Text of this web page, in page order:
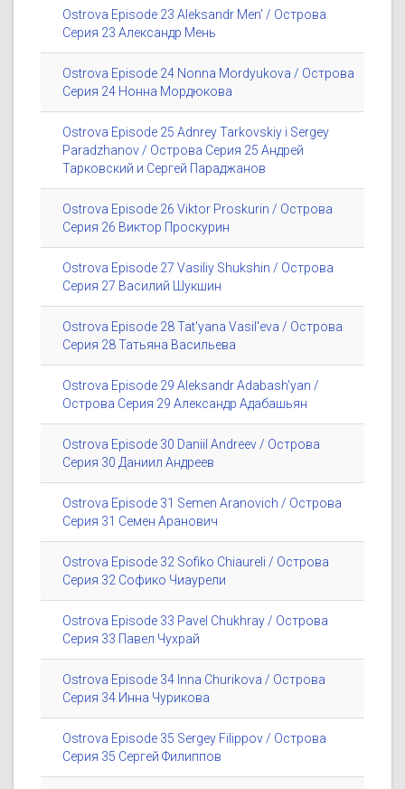
Ostrova Episode 23 Aleksandr Men' / Острова
Серия 23 Александр Мень
Ostrova Episode 24 Nonna Mordyukova / Острова
Серия 24 Нонна Мордюкова
Ostrova Episode 25 Adnrey Tarkovskiy i Sergey
Paradzhanov / Острова Серия 25 Андрей
Тарковский и Сергей Параджанов
Ostrova Episode 26 Viktor Proskurin / Острова
Серия 26 Виктор Проскурин
Ostrova Episode 27 Vasiliy Shukshin / Острова
Серия 27 Василий Шукшин
Ostrova Episode 28 Tat'yana Vasil'eva / Острова
Серия 28 Татьяна Васильева
Ostrova Episode 29 Aleksandr Adabash'yan /
Острова Серия 29 Александр Адабашьян
Ostrova Episode 30 Daniil Andreev / Острова
Серия 30 Даниил Андреев
Ostrova Episode 31 Semen Aranovich / Острова
Серия 31 Семен Аранович
Ostrova Episode 32 Sofiko Chiaureli / Острова
Серия 32 Софико Чиаурели
Ostrova Episode 33 Pavel Chukhray / Острова
Серия 33 Павел Чухрай
Ostrova Episode 34 Inna Churikova / Острова
Серия 34 Инна Чурикова
Ostrova Episode 35 Sergey Filippov / Острова
Серия 35 Сергей Филиппов